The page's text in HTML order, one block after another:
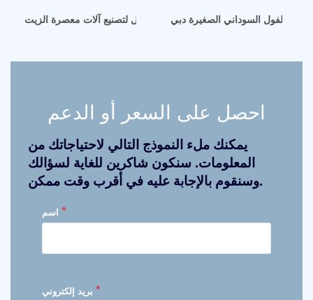
شركة اربيل لتصنيع آلات معصرة الزيت
احصل على السعر أو الدعم
يمكنك ملء النموذج التالي لاحتياجاتك من
المعلومات. سنكون شاكرين للغاية لسؤالك
وسنقوم بالإجابة عليه في أقرب وقت ممكن.
*
*